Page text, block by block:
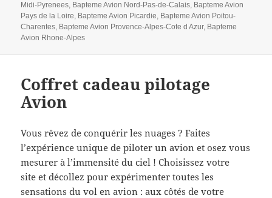
Midi-Pyrenees, Bapteme Avion Nord-Pas-de-Calais, Bapteme Avion
Pays de la Loire, Bapteme Avion Picardie, Bapteme Avion Poitou-
Charentes, Bapteme Avion Provence-Alpes-Cote d Azur, Bapteme
Avion Rhone-Alpes
Coffret cadeau pilotage
Avion
Vous rêvez de conquérir les nuages ? Faites
l’expérience unique de piloter un avion et osez vous
mesurer à l’immensité du ciel ! Choisissez votre
site et décollez pour expérimenter toutes les
sensations du vol en avion : aux côtés de votre